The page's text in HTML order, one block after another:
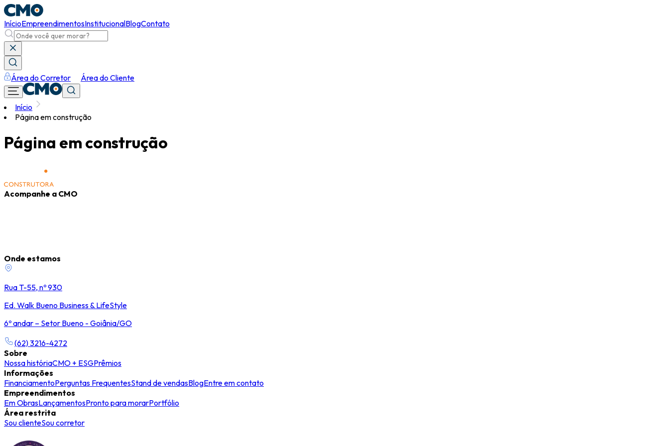
InícioEmpreendimentosInstitucionalBlogContato
Área do Corretor Área do Cliente
Início
Página em construção
Página em construção
Acompanhe a CMO
Onde estamos
Rua T-55, nº 930
Ed. Walk Bueno Business & LifeStyle
6º andar – Setor Bueno - Goiânia/GO
(62) 3216-4272
Sobre
Nossa históriaCMO + ESGPrêmios
Informações
FinanciamentoPerguntas FrequentesStand de vendasBlogEntre em contato
Empreendimentos
Em ObrasLançamentosPronto para morarPortfólio
Área restrita
Sou clienteSou corretor